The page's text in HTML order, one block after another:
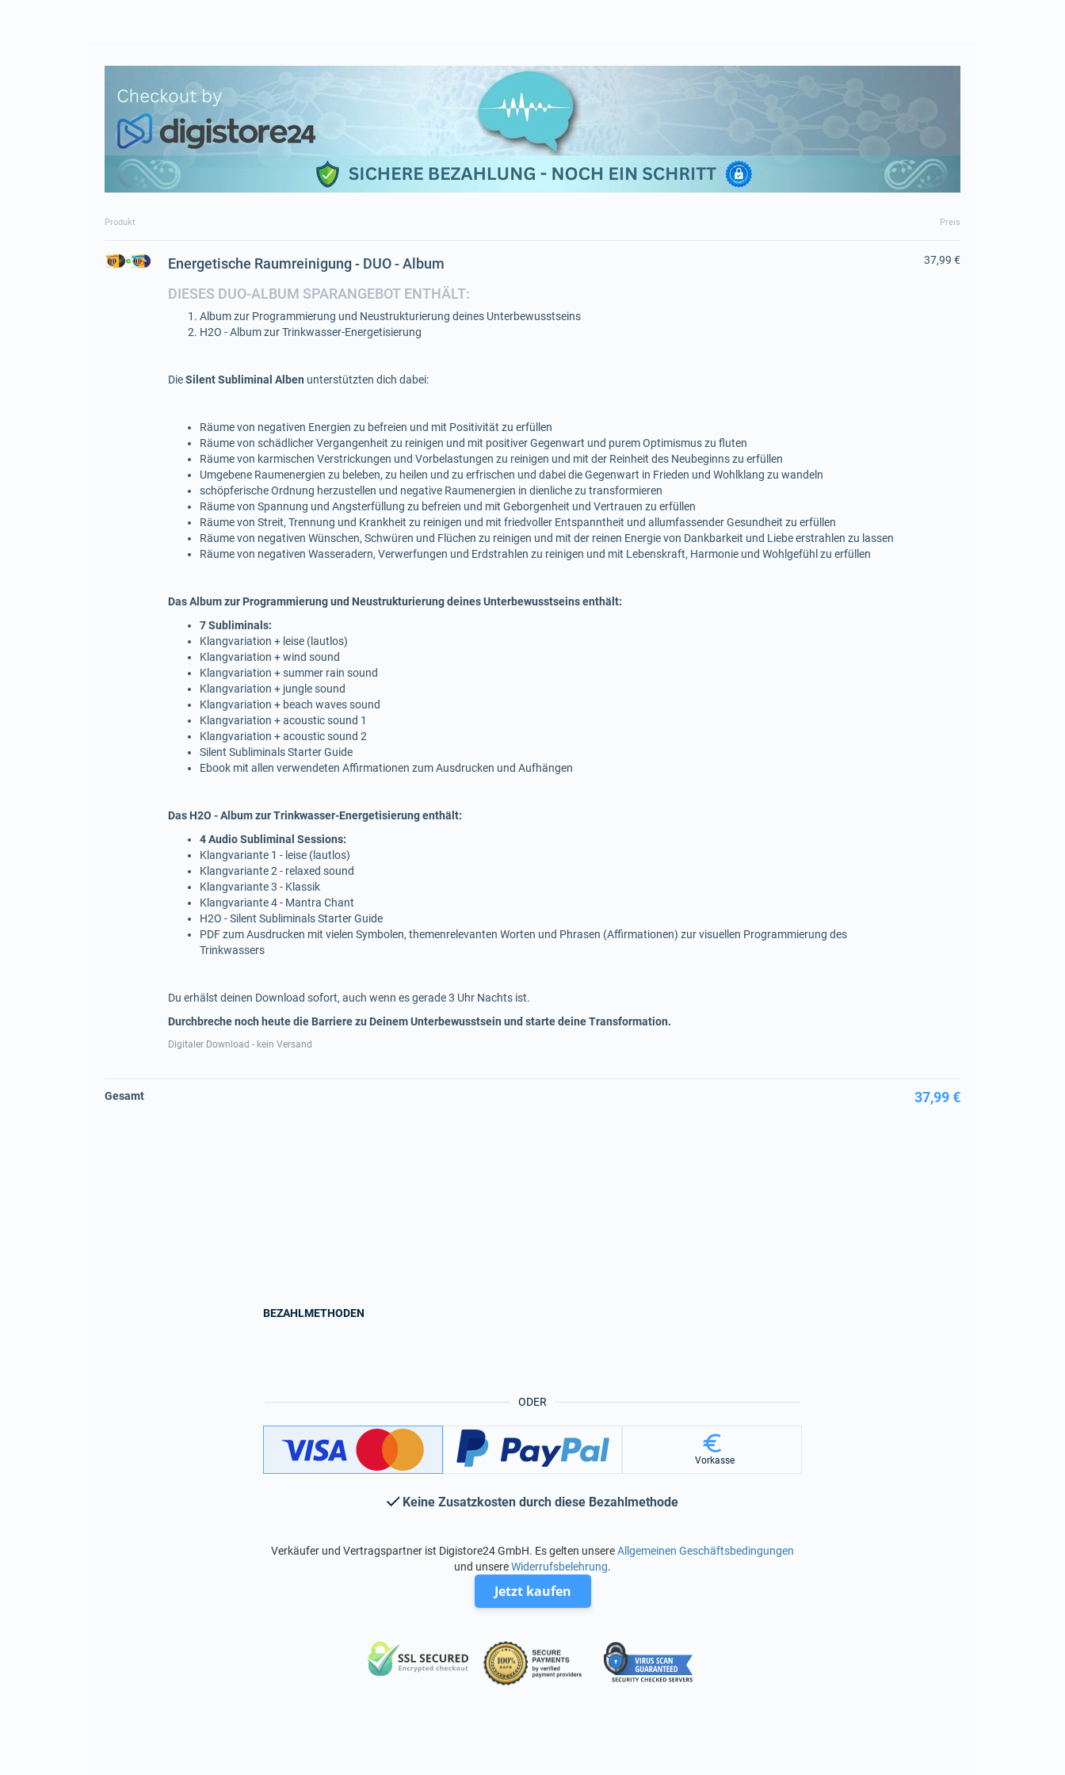
Produkt Preis
Energetische Raumreinigung - DUO - Album
DIESES DUO-ALBUM SPARANGEBOT ENTHÄLT:
Album zur Programmierung und Neustrukturierung deines Unterbewusstseins
H2O - Album zur Trinkwasser-Energetisierung
DieSilent Subliminal Alben unterstützten dich dabei:
Räume von negativen Energien zu befreien und mit Positivität zu erfüllen
Räume von schädlicher Vergangenheit zu reinigen und mit positiver Gegenwart und purem Optimismus zu fluten
Räume von karmischen Verstrickungen und Vorbelastungen zu reinigen und mit der Reinheit des Neubeginns zu erfüllen
Umgebene Raumenergien zu beleben, zu heilen und zu erfrischen und dabei die Gegenwart in Frieden und Wohlklang zu wandeln
schöpferische Ordnung herzustellen und negative Raumenergien in dienliche zu transformieren
Räume von Spannung und Angsterfüllung zu befreien und mit Geborgenheit und Vertrauen zu erfüllen
Räume von Streit, Trennung und Krankheit zu reinigen und mit friedvoller Entspanntheit und allumfassender Gesundheit zu erfüllen
Räume von negativen Wünschen, Schwüren und Flüchen zu reinigen und mit der reinen Energie von Dankbarkeit und Liebe erstrahlen zu lassen
Räume von negativen Wasseradern, Verwerfungen und Erdstrahlen zu reinigen und mit Lebenskraft, Harmonie und Wohlgefühl zu erfüllen
Das Album zur Programmierung und Neustrukturierung deines Unterbewusstseins enthält:
7 Subliminals:
Klangvariation + leise (lautlos)
Klangvariation + wind sound
Klangvariation + summer rain sound
Klangvariation + jungle sound
Klangvariation + beach waves sound
Klangvariation + acoustic sound 1
Klangvariation + acoustic sound 2
Silent Subliminals Starter Guide
Ebook mit allen verwendeten Affirmationen zum Ausdrucken und Aufhängen
Das H2O - Album zur Trinkwasser-Energetisierung enthält:
4 Audio Subliminal Sessions:
Klangvariante 1 - leise (lautlos)
Klangvariante 2 - relaxed sound
Klangvariante 3 - Klassik
Klangvariante 4 - Mantra Chant
H2O - Silent Subliminals Starter Guide
PDF zum Ausdrucken mit vielen Symbolen, themenrelevanten Worten und Phrasen (Affirmationen) zur visuellen Programmierung des
Trinkwassers
Du erhälst deinen Download sofort, auch wenn es gerade 3 Uhr Nachts ist.
Durchbreche noch heute die Barriere zu Deinem Unterbewusstsein und starte deine Transformation.
Digitaler Download - kein Versand
37,99 €
Gesamt 37,99 €
ODER
BEZAHLMETHODEN
Vorkasse
Keine Zusatzkosten durch diese Bezahlmethode
Verkäufer und Vertragspartner ist Digistore24 GmbH. Es gelten unsereAllgemeinen Geschäftsbedingungen
und unsereWiderrufsbelehrung.
Jetzt kaufen